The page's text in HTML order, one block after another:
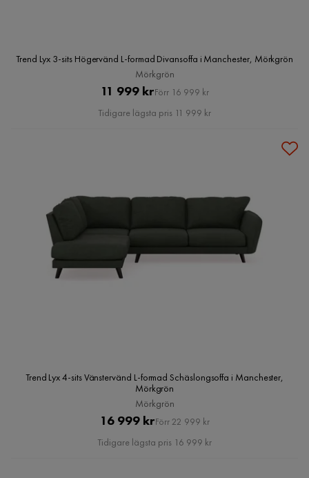
Trend Lyx 3-sits Högervänd L-formad Divansoffa i Manchester, Mörkgrön
Mörkgrön
Pris
11 999 krOriginal
Pris
Förr 16 999 kr
Tidigare lägsta pris 11 999 kr
Trend Lyx 4-sits Vänstervänd L-formad Schäslongsoffa i Manchester,
Mörkgrön
Mörkgrön
Pris
16 999 krOriginal
Pris
Förr 22 999 kr
Tidigare lägsta pris 16 999 kr